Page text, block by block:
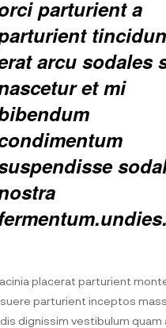
parturient a
arcu sodales
et mi
placerat parturient
parturient inceptos
dignissim vestibulum quam